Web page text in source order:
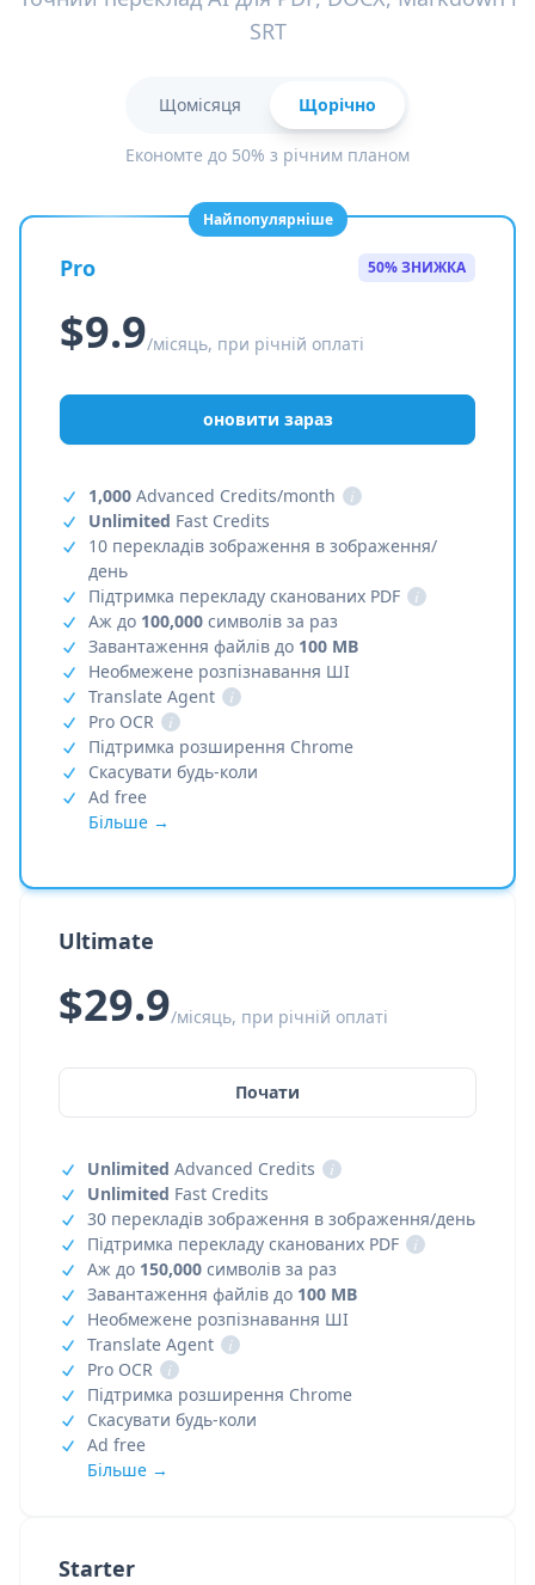
SRT
Щомісяця Щорічно
Економте до 50% з річним планом
Starter
Найпопулярніше
Pro 50% ЗНИЖКА
$9.9/місяць, при річній оплаті
оновити зараз
1,000 Advanced Credits/month
i
Unlimited Fast Credits
10 перекладів зображення в зображення/
день
Підтримка перекладу сканованих PDF
i
Аж до 100,000 символів за раз
Завантаження файлів до 100 MB
Необмежене розпізнавання ШІ
Translate Agent
i
Pro OCR
i
Підтримка розширення Chrome
Скасувати будь-коли
Ad free
Більше →
Ultimate
$29.9/місяць, при річній оплаті
Почати
Unlimited Advanced Credits
i
Unlimited Fast Credits
30 перекладів зображення в зображення/день
Підтримка перекладу сканованих PDF
i
Аж до 150,000 символів за раз
Завантаження файлів до 100 MB
Необмежене розпізнавання ШІ
Translate Agent
i
Pro OCR
i
Підтримка розширення Chrome
Скасувати будь-коли
Ad free
Більше →